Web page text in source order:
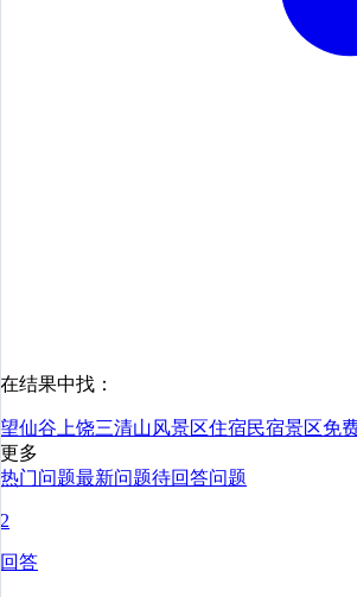
在结果中找：
望仙谷 上饶三清山风景区住宿民宿景区免
更多
热门问题最新问题待回答问题
2
回答